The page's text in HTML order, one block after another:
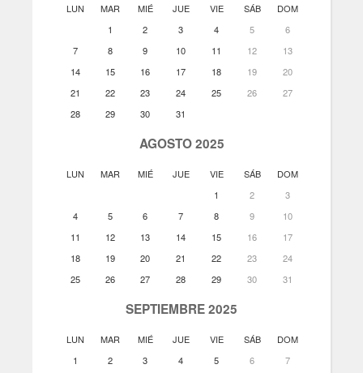
LUN MAR MIÉ JUE VIE SÁB
DOM
1
2 3 4 5
6
7
8 9 10 11 12
13
14
15 16 17 18 19
20
21
22 23 24 25 26
27
28
29 30 31
AGOSTO 2025
LUN MAR MIÉ JUE VIE SÁB
DOM
1
2
3
4
5 6 7 8 9
10
11
12 13 14 15 16
17
18
19 20 21 22 23
24
25
26 27 28 29 30 31
SEPTIEMBRE 2025
LUN MAR MIÉ JUE VIE SÁB
DOM
1
2 3 4 5 6
7